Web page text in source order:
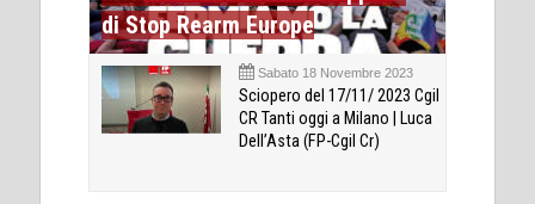
di Stop Rearm Europe
Sabato 18 Novembre 2023
Sciopero del 17/11/ 2023 Cgil
CR Tanti oggi a Milano | Luca
Dell’Asta (FP-Cgil Cr)